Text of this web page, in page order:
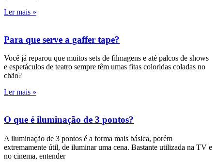
Ler mais »
Para que serve a gaffer tape?
Você já reparou que muitos sets de filmagens e até palcos de shows
e espetáculos de teatro sempre têm umas fitas coloridas coladas no
chão?
Ler mais »
O que é iluminação de 3 pontos?
A iluminação de 3 pontos é a forma mais básica, porém
extremamente útil, de iluminar uma cena. Bastante utilizada na TV e
no cinema, entender